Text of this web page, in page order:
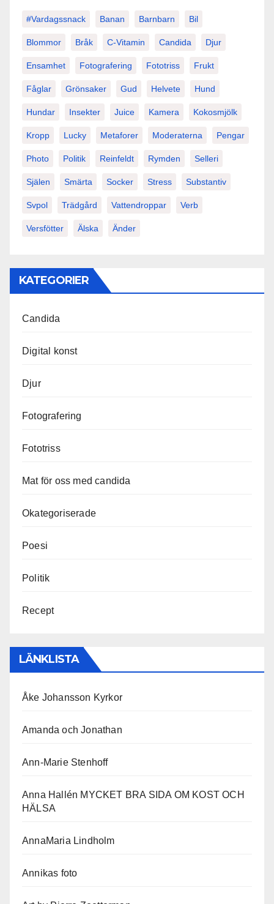
#vardagssnack Banan Barnbarn Bil
Blommor Bråk C-Vitamin Candida Djur
Ensamhet Fotografering Fototriss Frukt
Fåglar Grönsaker Gud Helvete Hund
Hundar Insekter Juice Kamera Kokosmjölk
Kropp Lucky Metaforer Moderaterna Pengar
Photo Politik Reinfeldt Rymden Selleri
Själen Smärta Socker Stress Substantiv
Svpol Trädgård Vattendroppar Verb
Versfötter Älska Änder
KATEGORIER
Candida
Digital konst
Djur
Fotografering
Fototriss
Mat för oss med candida
Okategoriserade
Poesi
Politik
Recept
LÄNKLISTA
Åke Johansson Kyrkor
Amanda och Jonathan
Ann-Marie Stenhoff
Anna Hallén MYCKET BRA SIDA OM KOST OCH
HÄLSA
AnnaMaria Lindholm
Annikas foto